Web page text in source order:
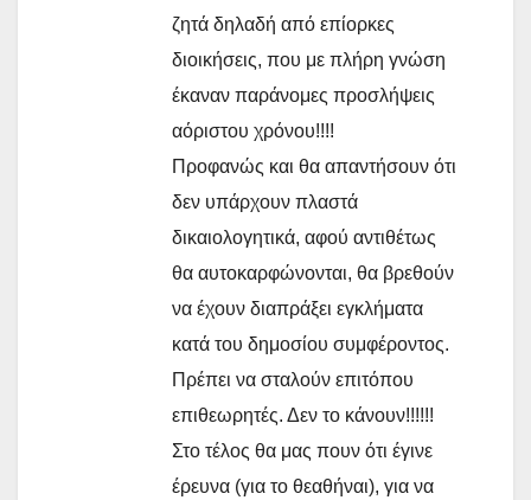
ζητά δηλαδή από επίορκες
διοικήσεις, που με πλήρη γνώση
έκαναν παράνομες προσλήψεις
αόριστου χρόνου!!!!
Προφανώς και θα απαντήσουν ότι
δεν υπάρχουν πλαστά
δικαιολογητικά, αφού αντιθέτως
θα αυτοκαρφώνονται, θα βρεθούν
να έχουν διαπράξει εγκλήματα
κατά του δημοσίου συμφέροντος.
Πρέπει να σταλούν επιτόπου
επιθεωρητές. Δεν το κάνουν!!!!!!
Στο τέλος θα μας πουν ότι έγινε
έρευνα (για το θεαθήναι), για να